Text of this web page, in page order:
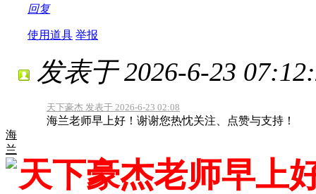
回复
使用道具 举报
海
兰
发表于 2026-6-23
天下豪杰 发表于 2026-6-23 02:08
海兰老师早上好！谢谢您热忱关注、点赞与支持！
天下豪杰老师早上